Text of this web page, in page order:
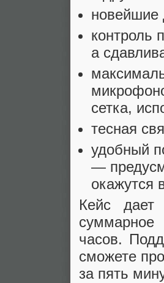
новейшие
контроль
а
сетка,
тесная
удобный
—
окажутся
Кейс дает
суммарное
часов.
сможете
за пять